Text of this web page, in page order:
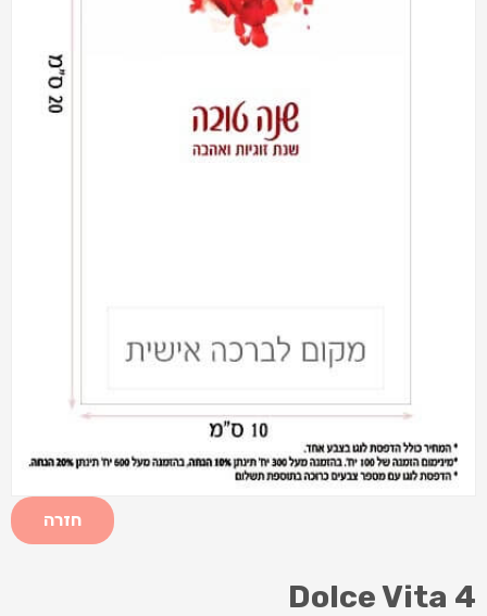
חזרה
Dolce Vita 4